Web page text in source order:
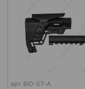
арт. BIO-ST-A